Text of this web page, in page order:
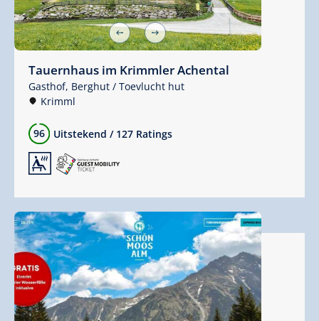
Tauernhaus im Krimmler Achental
Gasthof, Berghut / Toevlucht hut
Krimml
96 Uitstekend / 127 Ratings
🗔